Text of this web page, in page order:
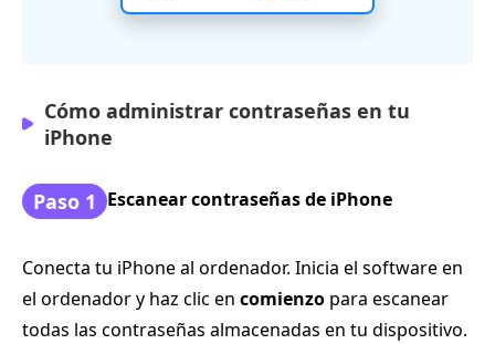
Cómo administrar contraseñas en tu
iPhone
Paso 1 Escanear contraseñas de iPhone
Conecta tu iPhone al ordenador. Inicia el software en
el ordenador y haz clic en comienzo para escanear
todas las contraseñas almacenadas en tu dispositivo.